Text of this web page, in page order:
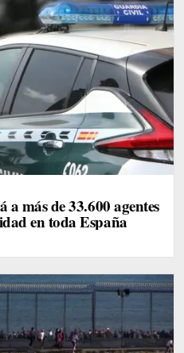
a más de 33.600 agentes
en toda España